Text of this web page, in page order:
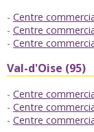
Centre
Centre
Centre
Val-d'Oise (95)
Centre
Centre
Centre